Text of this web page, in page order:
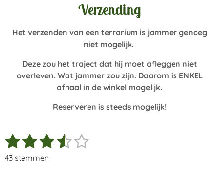
Verzending
Het verzenden van een terrarium is jammer genoeg
niet mogelijk.
Deze zou het traject dat hij moet afleggen niet
overleven. Wat jammer zou zijn. Daarom is ENKEL
afhaal in de winkel mogelijk.
Reserveren is steeds mogelijk!
R
a
t
1
s
2
s
3
s
4 5
S
43 stemmen